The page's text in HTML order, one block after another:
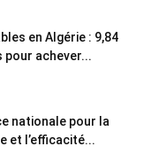
en Algérie : 9,84
achever...
nationale pour la
et l’efficacité...